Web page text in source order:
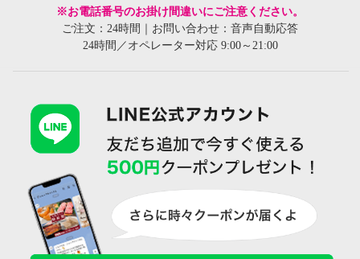
※お電話番号のお掛け間違いにご注意ください。
ご注文：24時間｜お問い合わせ：音声自動応答
24時間／オペレーター対応 9:00～21:00